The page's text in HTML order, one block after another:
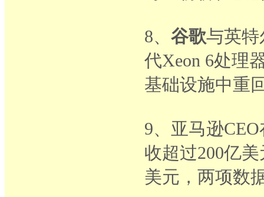
8、 谷歌与英
代Xeon 6处理
基础设施中重
9、亚马逊
收超过200亿
美元，两项数